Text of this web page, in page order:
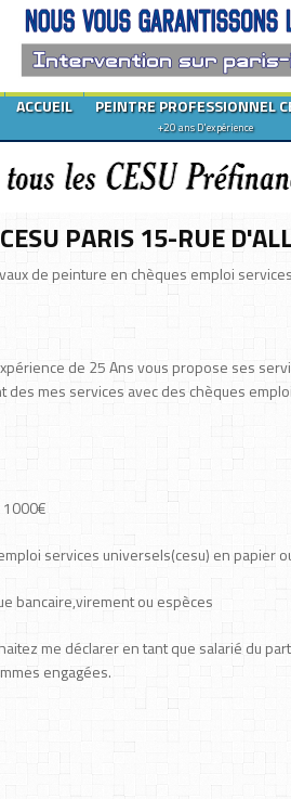
PEINTRE PROFESSIONNEL
+20 ans D'expérience
ACCUEIL
PARIS 15-RUE
de peinture en chèques emploi
de 25 Ans vous propose ses
des mes services avec des chèques
1000€
services universels(cesu) en papier
bancaire,virement ou espèces
me déclarer en tant que salarié du
engagées.